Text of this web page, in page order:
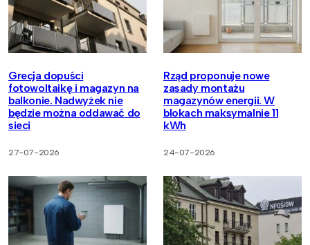
Grecja dopuści
fotowoltaikę i magazyn na
balkonie. Nadwyżek nie
będzie można oddawać do
sieci
27-07-2026
Rząd proponuje nowe
zasady montażu
magazynów energii. W
blokach maksymalnie 11
kWh
24-07-2026